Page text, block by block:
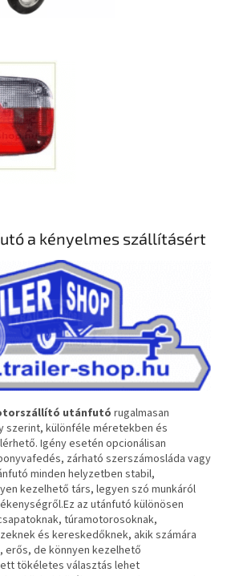
a kényelmes szállításért
utánfutó rugalmasan
szerint, különféle méretekben és
Igény esetén opcionálisan
zárható szerszámosláda vagy
minden helyzetben stabil,
kezelhető társ, legyen szó munkáról
az utánfutó különösen
túramotorosoknak,
és kereskedőknek, akik számára
erős, de könnyen kezelhető
tökéletes választás lehet